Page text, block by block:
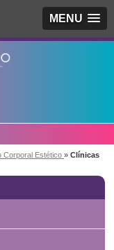
MENU
Corporal Estético » Clínicas